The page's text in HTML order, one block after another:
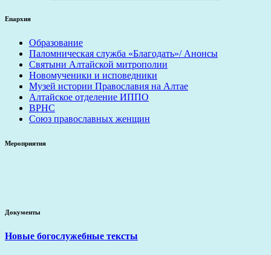
Епархия
Образование
Паломническая служба «Благодать»/ Анонсы
Святыни Алтайской митрополии
Новомученики и исповедники
Музей истории Православия на Алтае
Алтайское отделение ИППО
ВРНС
Союз православных женщин
Мероприятия
Документы
Новые богослужебные тексты